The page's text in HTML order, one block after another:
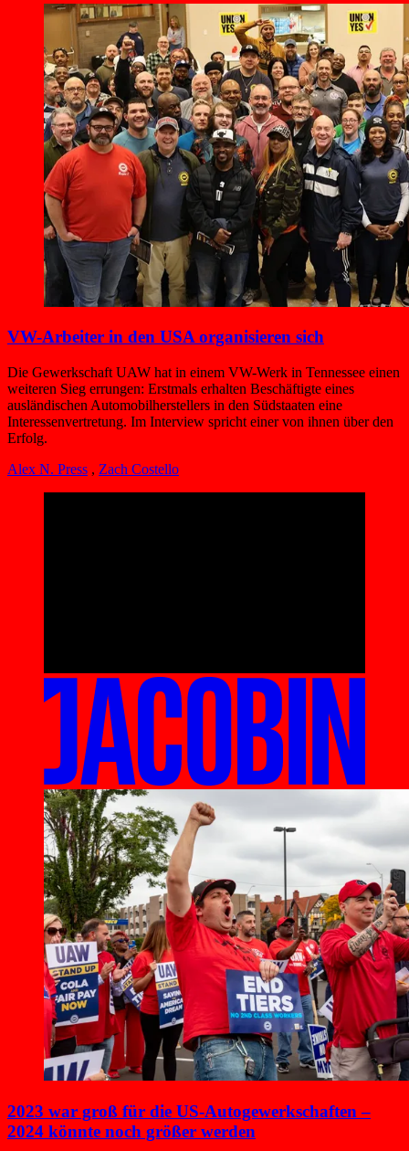
VW-Arbeiter in den USA organisieren sich
Die Gewerkschaft UAW hat in einem VW-Werk in Tennessee einen
weiteren Sieg errungen: Erstmals erhalten Beschäftigte eines
ausländischen Automobilherstellers in den Südstaaten eine
Interessenvertretung. Im Interview spricht einer von ihnen über den
Erfolg.
Alex N. Press , Zach Costello
2023 war groß für die US-Autogewerkschaften –
2024 könnte noch größer werden